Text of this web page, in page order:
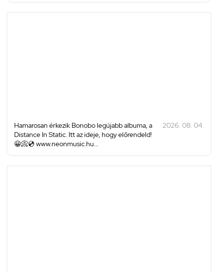
Hamarosan érkezik Bonobo legújabb albuma, a
Distance In Static. Itt az ideje, hogy előrendeld!
😀📀💿 www.neonmusic.hu...
2026. 08. 04.